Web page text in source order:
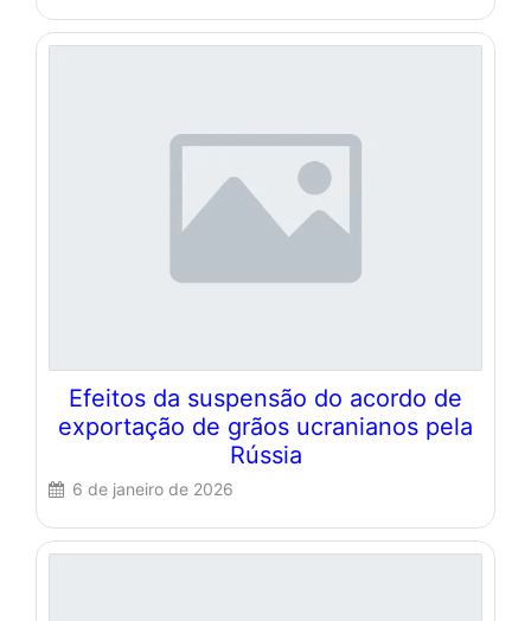
Efeitos da suspensão do acordo de
exportação de grãos ucranianos pela
Rússia
6 de janeiro de 2026